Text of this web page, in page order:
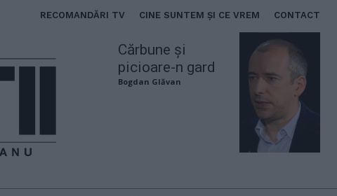
RECOMANDĂRI TV CINE SUNTEM ȘI CE VREM CONTACT
Cărbune și
picioare-n gard
Bogdan Glăvan